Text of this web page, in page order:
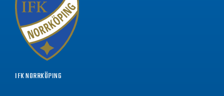
IFK NORRKÖPING